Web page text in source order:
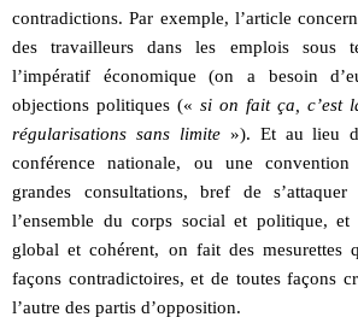
contradictions. Par exemple, l’article
des travailleurs dans les emplois sous
l’impératif économique (on a besoin
objections politiques (« si on fait ça, c’est
régularisations sans limite»). Et au lieu
conférence nationale, ou une
grandes consultations, bref de
l’ensemble du corps social et politique,
global et cohérent, on fait des mesurettes
façons contradictoires, et de toutes façons
l’autre des partis d’opposition.